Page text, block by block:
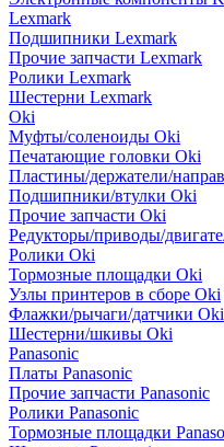
Lexmark
Подшипники Lexmark
Прочие запчасти Lexmark
Ролики Lexmark
Шестерни Lexmark
Oki
Муфты/соленоиды Oki
Печатающие головки Oki
Пластины/держатели/
Подшипники/втулки Oki
Прочие запчасти Oki
Редукторы/приводы/
Ролики Oki
Тормозные площадки Oki
Узлы принтеров в сборе Oki
Флажки/рычаги/датчики Oki
Шестерни/шкивы Oki
Panasonic
Платы Panasonic
Прочие запчасти Panasonic
Ролики Panasonic
Тормозные площадки